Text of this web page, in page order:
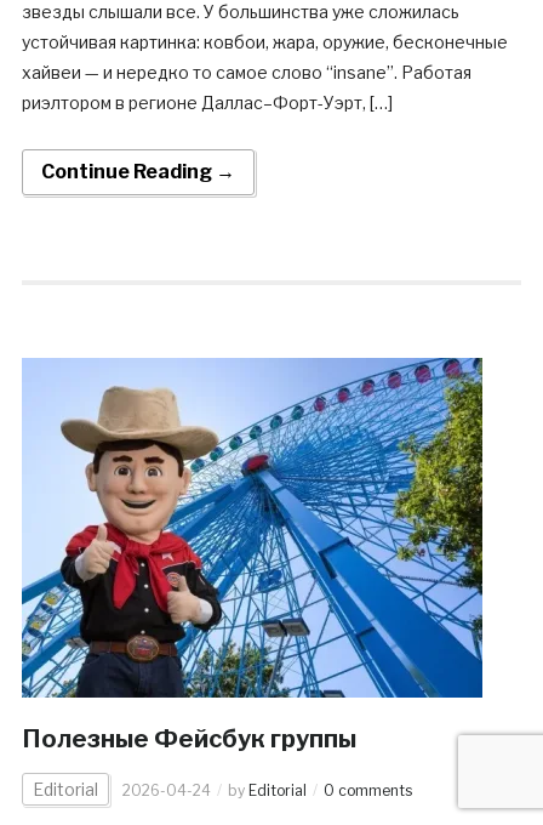
звезды слышали все. У большинства уже сложилась
устойчивая картинка: ковбои, жара, оружие, бесконечные
хайвеи — и нередко то самое слово “insane”. Работая
риэлтором в регионе Даллас–Форт-Уэрт, […]
Continue Reading →
Полезные Фейсбук группы
Editorial 2026-04-24 by Editorial 0 comments